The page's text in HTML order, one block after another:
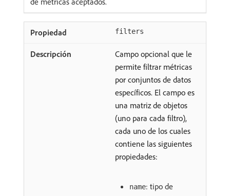
filters
Campo opcional que le
permite filtrar métricas
por conjuntos de datos
específicos. El campo es
una matriz de objetos
(uno para cada filtro),
cada uno de los cuales
contiene las siguientes
propiedades:
name: tipo de